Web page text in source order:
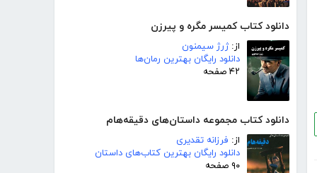
دانلود کتاب کمیسر مگره و پیرزن
از:ژرژ سیمنون
دانلود رایگان بهترین رمان‌ها
۴۲ صفحه
دانلود کتاب مجموعه داستان‌های دقیقه‌هام
از: فرزانه تقدیری
دانلود رایگان بهترین کتاب‌های داستان
۹۰ صفحه